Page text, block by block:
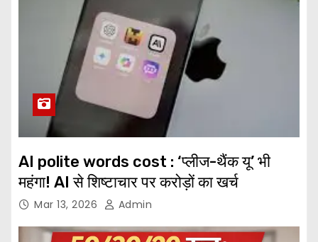
AI polite words cost : ‘प्लीज-थैंक यू’ भी
महंगा! AI से शिष्टाचार पर करोड़ों का खर्च
Mar 13, 2026 Admin